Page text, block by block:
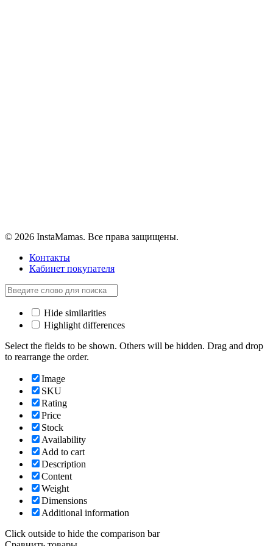
© 2026 InstaMamas. Все права защищены.
Контакты
Кабинет покупателя
Hide similarities
Highlight differences
Select the fields to be shown. Others will be hidden. Drag and drop
to rearrange the order.
Image
SKU
Rating
Price
Stock
Availability
Add to cart
Description
Content
Weight
Dimensions
Additional information
Click outside to hide the comparison bar